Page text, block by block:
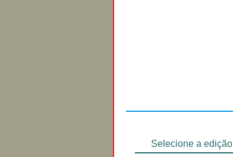
Selecione a edição